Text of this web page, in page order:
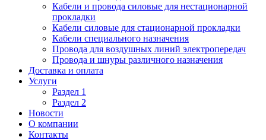
Кабели и провода силовые для нестационарной
прокладки
Кабели силовые для стационарной прокладки
Кабели специального назначения
Провода для воздушных линий электропередач
Провода и шнуры различного назначения
Доставка и оплата
Услуги
Раздел 1
Раздел 2
Новости
О компании
Контакты